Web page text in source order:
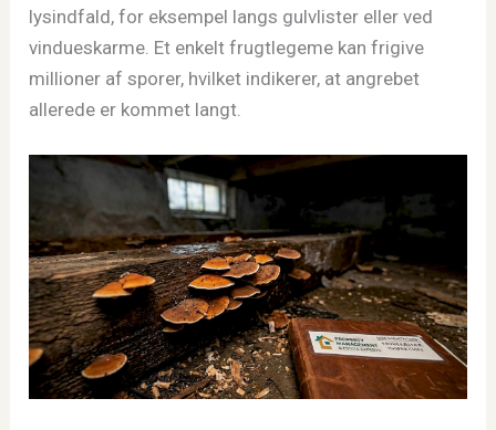
lysindfald, for eksempel langs gulvlister eller ved
vindueskarme. Et enkelt frugtlegeme kan frigive
millioner af sporer, hvilket indikerer, at angrebet
allerede er kommet langt.